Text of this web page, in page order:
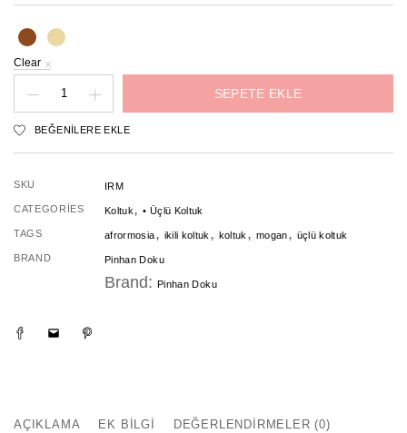
Clear
Mogan
Üçlü
SEPETE EKLE
BEĞENILERE EKLE
SKU IRM
CATEGORIES Koltuk,• Üçlü Koltuk
TAGS afrormosia, ikili koltuk , koltuk , mogan, üçlü koltuk
BRAND Pinhan Doku
Brand: Pinhan Doku
AÇIKLAMA EK BILGI DEĞERLENDIRMELER (0)